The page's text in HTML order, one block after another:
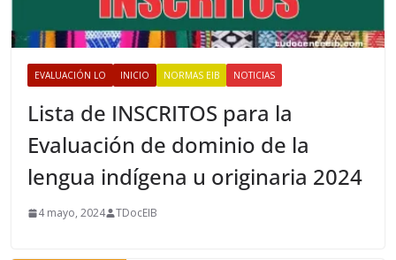
EVALUACIÓN LO INICIO NORMAS EIB NOTICIAS
Lista de INSCRITOS para la
Evaluación de dominio de la
lengua indígena u originaria 2024
4 mayo, 2024 TDocEIB